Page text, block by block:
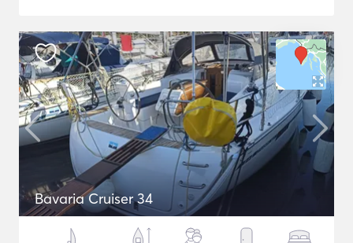
Bavaria Cruiser 34